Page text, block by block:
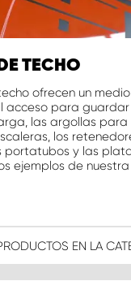
TECHO
ofrecen un
acceso para
las argollas para
los
portatubos y las
ejemplos de
EN LA